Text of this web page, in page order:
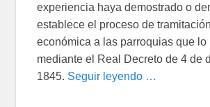
experiencia haya demostrado o
establece el proceso de
económica a las parroquias que lo
mediante el Real Decreto de 4 de
1845. Seguir leyendo …